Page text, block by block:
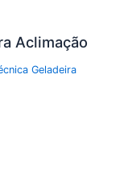
Aclimação
Geladeira